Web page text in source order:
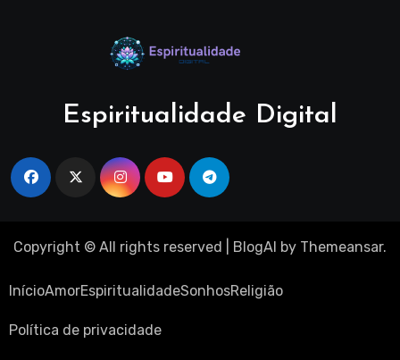
Espiritualidade Digital
Copyright © All rights reserved BlogAI by Themeansar.
InícioAmorEspiritualidadeSonhosReligião
Política de privacidade